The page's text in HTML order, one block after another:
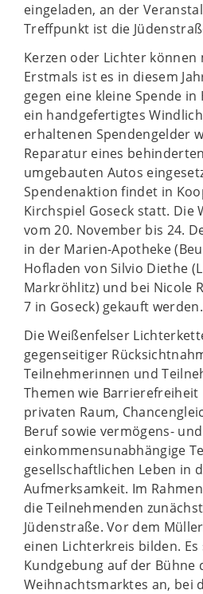
eingeladen, an der
Treffpunkt ist die
Kerzen oder Lichter
Erstmals ist es in diesem
gegen eine kleine Spende in
ein handgefertigtes
erhaltenen Spendengelder
Reparatur eines
umgebauten Autos
Spendenaktion findet in
Kirchspiel Goseck statt. Die
vom 20. November bis 24.
in der Marien-Apotheke
Hofladen von Silvio Diethe
Markröhlitz) und bei Nicole
7 in Goseck) gekauft werden.
Die Weißenfelser
gegenseitiger
Teilnehmerinnen und
Themen wie
privaten Raum,
Beruf sowie vermögens- und
einkommensunabhängige
gesellschaftlichen Leben in
Aufmerksamkeit. Im
die Teilnehmenden
Jüdenstraße. Vor dem
einen Lichterkreis bilden.
Kundgebung auf der Bühne
Weihnachtsmarktes an, bei